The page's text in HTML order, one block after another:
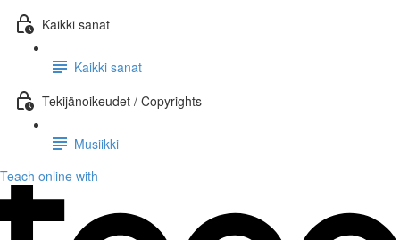
Kaikki sanat
Kaikki sanat
Tekijänoikeudet / Copyrights
Musiikki
Teach online with